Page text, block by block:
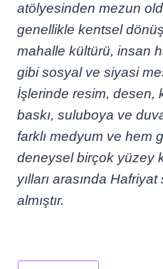
atölyesinden mezun
genellikle kentsel
mahalle kültürü, insan
gibi sosyal ve siyasi
İşlerinde resim, desen,
baskı, suluboya ve
farklı medyum ve hem
deneysel birçok yüzey
yılları arasında
almıştır.